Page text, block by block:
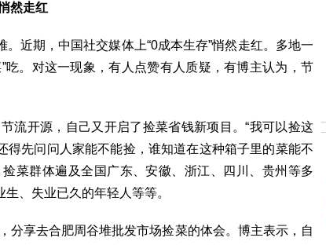
然走红
近期，中国社交媒体上“0成本生存”悄然走红。多地一
吃。对这一现象，有人点赞有人质疑，有博主认为，节
流开源，自己又开启了捡菜省钱新项目。“我可以捡这
得先问问人家能不能捡，谁知道在这种箱子里的菜能不
菜群体遍及全国广东、安徽、浙江、四川、贵州等多
、失业已久的年轻人等等。
分享去合肥周谷堆批发市场捡菜的体会。博主表示，自